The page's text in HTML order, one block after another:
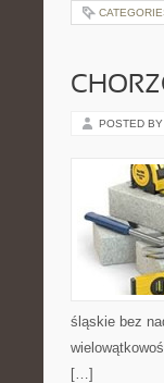
POSTED BY
śląskie bez
[…]